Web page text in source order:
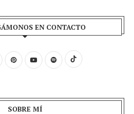
EN CONTACTO
SOBRE MÍ